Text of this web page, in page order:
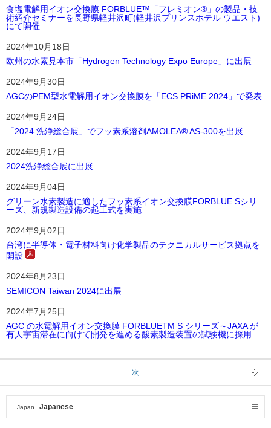
食塩電解用イオン交換膜 FORBLUE™「フレミオン®」の製品・技
術紹介セミナーを長野県軽井沢町(軽井沢プリンスホテル ウエスト)
にて開催
2024年10月18日
欧州の水素見本市「Hydrogen Technology Expo Europe」に出展
2024年9月30日
AGCのPEM型水電解用イオン交換膜を「ECS PRiME 2024」で発表
2024年9月24日
「2024 洗浄総合展」でフッ素系溶剤AMOLEA® AS-300を出展
2024年9月17日
2024洗浄総合展に出展
2024年9月04日
グリーン水素製造に適したフッ素系イオン交換膜FORBLUE Sシリ
ーズ、新規製造設備の起工式を実施
2024年9月02日
台湾に半導体・電子材料向け化学製品のテクニカルサービス拠点を
開設
2024年8月23日
SEMICON Taiwan 2024に出展
2024年7月25日
AGC の水電解用イオン交換膜 FORBLUETM S シリーズ～JAXA が
有人宇宙滞在に向けて開発を進める酸素製造装置の試験機に採用
次
Japan Japanese